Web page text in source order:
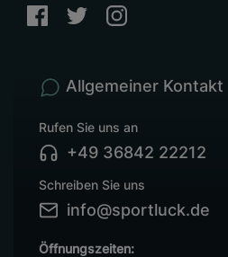
Allgemeiner Kontakt
Rufen Sie uns an
+49 36842 22212
Schreiben Sie uns
info@sportluck.de
Öffnungszeiten: